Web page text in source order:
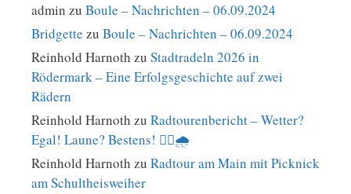
admin zu Boule – Nachrichten – 06.09.2024
Bridgette zu Boule – Nachrichten – 06.09.2024
Reinhold Harnoth zu Stadtradeln 2026 in
Rödermark – Eine Erfolgsgeschichte auf zwei
Rädern
Reinhold Harnoth zu Radtourenbericht – Wetter?
Egal! Laune? Bestens! 🚴‍♀️🌧️
Reinhold Harnoth zu Radtour am Main mit Picknick
am Schultheisweiher